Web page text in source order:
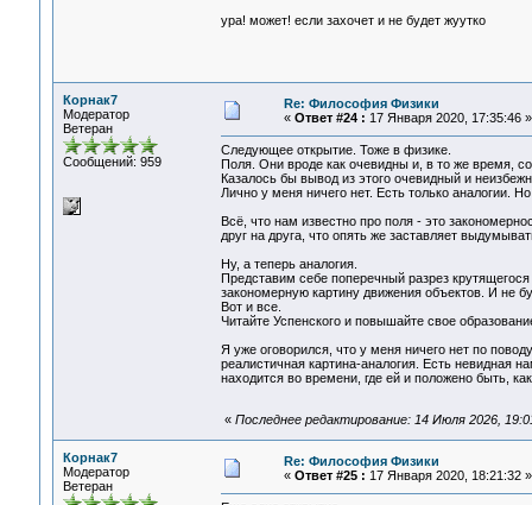
ура! может! если захочет и не будет жуутко
Корнак7
Модератор
Ветеран
Сообщений: 959
Re: Философия Физики
« Ответ #24 : 17 Января 2020, 17:35:46 »
Следующее открытие. Тоже в физике.
Поля. Они вроде как очевидны и, в то же время,
Казалось бы вывод из этого очевидный и
Лично у меня ничего нет. Есть только аналогии.
Всё, что нам известно про поля - это
друг на друга, что опять же заставляет
Ну, а теперь аналогия.
Представим себе поперечный разрез
закономерную картину движения объектов. И не
Вот и все.
Читайте Успенского и повышайте свое
Я уже оговорился, что у меня ничего нет по
реалистичная картина-аналогия. Есть невидная
находится во времени, где ей и положено быть,
« Последнее редактирование: 14 Июля 2026,
Корнак7
Модератор
Ветеран
Re: Философия Физики
« Ответ #25 : 17 Января 2020, 18:21:32 »